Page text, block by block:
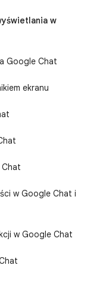
w
Google Chat
ekranu
Chat
w Google Chat i
w Google Chat